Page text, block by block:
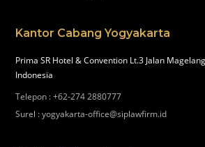
Kantor Cabang Yogyakarta
Prima SR Hotel & Convention Lt.3 Jalan
Indonesia
Telepon :+62-274 2880777
Surel :yogyakarta-office@siplawfirm.id